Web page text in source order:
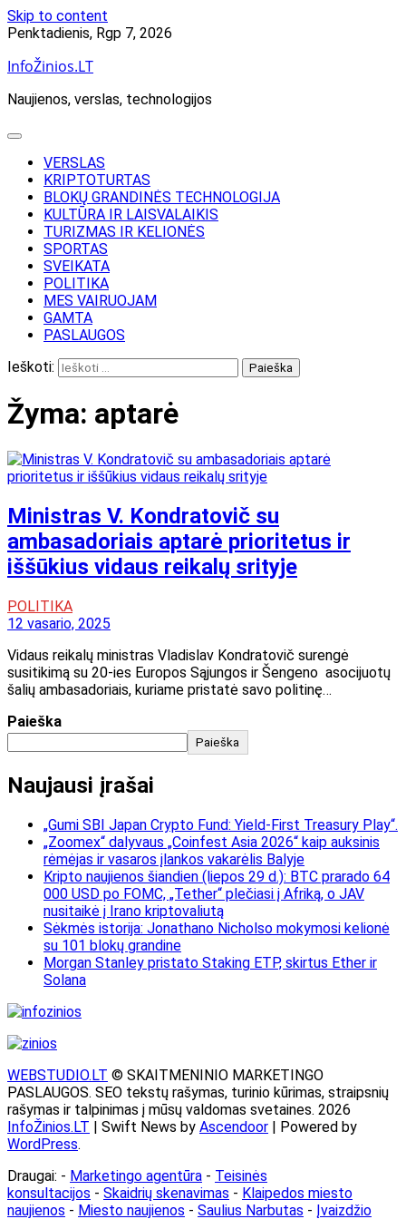
Skip to content
Penktadienis, Rgp 7, 2026
InfoŽinios.LT
Naujienos, verslas, technologijos
VERSLAS
KRIPTOTURTAS
BLOKŲ GRANDINĖS TECHNOLOGIJA
KULTŪRA IR LAISVALAIKIS
TURIZMAS IR KELIONĖS
SPORTAS
SVEIKATA
POLITIKA
MES VAIRUOJAM
GAMTA
PASLAUGOS
Ieškoti:
Žyma: aptarė
Ministras V. Kondratovič su
ambasadoriais aptarė prioritetus ir
iššūkius vidaus reikalų srityje
POLITIKA
12 vasario, 2025
Vidaus reikalų ministras Vladislav Kondratovič surengė
susitikimą su 20-ies Europos Sąjungos ir Šengeno asocijuotų
šalių ambasadoriais, kuriame pristatė savo politinę…
Paieška
Paieška
Naujausi įrašai
„Gumi SBI Japan Crypto Fund: Yield-First Treasury Play“.
„Zoomex“ dalyvaus „Coinfest Asia 2026“ kaip auksinis
rėmėjas ir vasaros įlankos vakarėlis Balyje
Kripto naujienos šiandien (liepos 29 d.): BTC prarado 64
000 USD po FOMC, „Tether“ plečiasi į Afriką, o JAV
nusitaikė į Irano kriptovaliutą
Sėkmės istorija: Jonathano Nicholso mokymosi kelionė
su 101 blokų grandine
Morgan Stanley pristato Staking ETP, skirtus Ether ir
Solana
WEBSTUDIO.LT © SKAITMENINIO MARKETINGO
PASLAUGOS. SEO tekstų rašymas, turinio kūrimas, straipsnių
rašymas ir talpinimas į mūsų valdomas svetaines. 2026
InfoŽinios.LT | Swift News by Ascendoor | Powered by
WordPress.
Draugai: - Marketingo agentūra - Teisinės
konsultacijos - Skaidrių skenavimas - Klaipedos miesto
naujienos - Miesto naujienos - Saulius Narbutas - Įvaizdžio